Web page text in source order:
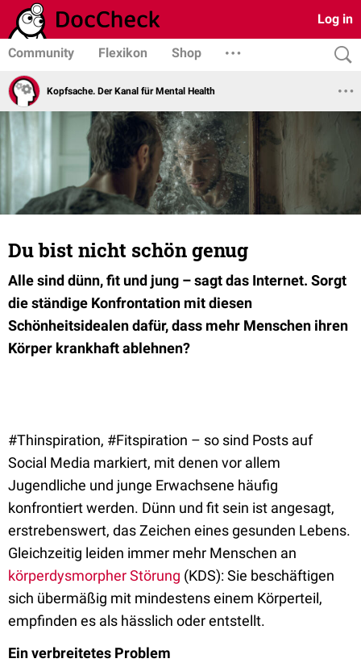
Log in
Community Flexikon Shop
Kopfsache. Der Kanal für Mental Health
Du bist nicht schön genug
Alle sind dünn, fit und jung – sagt das Internet. Sorgt
die ständige Konfrontation mit diesen
Schönheitsidealen dafür, dass mehr Menschen ihren
Körper krankhaftablehnen?
#Thinspiration, #Fitspiration – so sind Posts auf
Social Media markiert, mit denen vor allem
Jugendliche und junge Erwachsene häufig
konfrontiert werden. Dünn und fit sein ist angesagt,
erstrebenswert, das Zeichen eines gesunden Lebens.
Gleichzeitig leiden immer mehr Menschen an
körperdysmorpher Störung (KDS): Sie beschäftigen
sich übermäßig mit mindestens einem Körperteil,
empfinden es als hässlich oder entstellt.
Ein verbreitetes Problem